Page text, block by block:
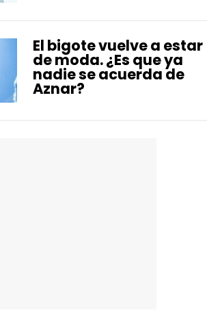
El bigote vuelve a estar
de moda. ¿Es que ya
nadie se acuerda de
Aznar?